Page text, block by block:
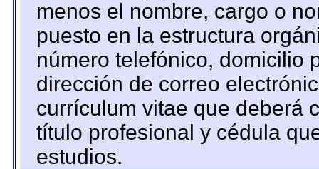
menos el nombre, cargo o
puesto en la estructura
número telefónico, domicilio
dirección de correo
currículum vitae que deberá
título profesional y cédula
estudios.